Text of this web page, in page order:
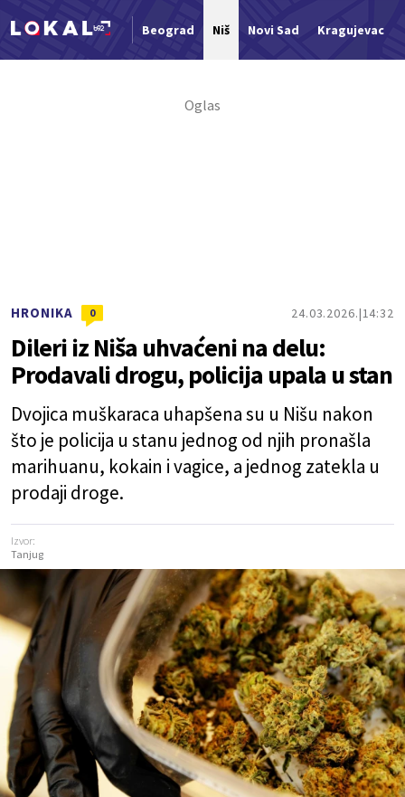
Beograd Niš Novi Sad Kragujevac
HRONIKA 0 24.03.2026. 14:32
Dileri iz Niša uhvaćeni na delu:
Prodavali drogu, policija upala u stan
Dvojica muškaraca uhapšena su u Nišu nakon
što je policija u stanu jednog od njih pronašla
marihuanu, kokain i vagice, a jednog zatekla u
prodaji droge.
Izvor:
Tanjug